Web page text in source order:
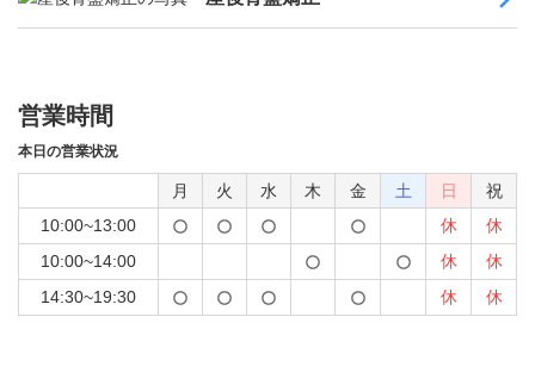
営業時間
本日の営業状況
月 火 水 木 金 土 日
祝
10:00~13:00
休
休
10:00~14:00
休
休
14:30~19:30
休 休